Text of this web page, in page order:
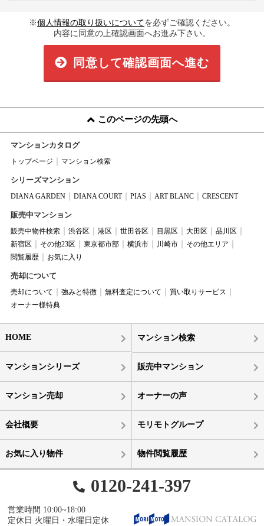
※個人情報の取り扱いについてを必ずご確認ください。
内容に同意の上確認画面へお進み下さい。
同意して確認画面へ進む
このページの先頭へ
マンションカタログ
トップページ マンション検索
シリーズマンション
DIANA GARDEN DIANA COURT PIAS ART BLANC CRESCENT
販売中マンション
販売中物件検索 渋谷区 港区 世田谷区 目黒区 大田区
品川区
新宿区
その他23区 東京都市部 横浜市 川崎市
その他エリア
閲覧履歴
お気に入り
売却について
売却について 強みと特徴 無料査定について
買い取りサービス
オーナー様特典
HOME マンション検索
マンションシリーズ 販売中マンション
マンション売却 オーナーの声
会社概要 モリモトグループ
お気に入り物件 物件閲覧履歴
0120-241-397
営業時間 10:00~18:00
定休日 火曜日・水曜日定休